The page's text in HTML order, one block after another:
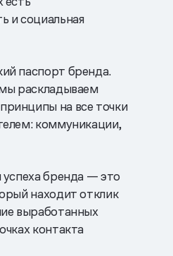
и социальная
паспорт бренда.
раскладываем
на все точки
коммуникации,
успеха бренда — это
находит отклик
выработанных
контакта